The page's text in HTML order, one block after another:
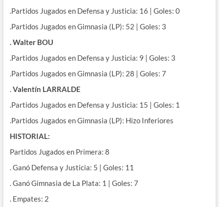
.Partidos Jugados en Defensa y Justicia: 16 | Goles: 0
.Partidos Jugados en Gimnasia (LP): 52 | Goles: 3
. Walter BOU
.Partidos Jugados en Defensa y Justicia: 9 | Goles: 3
.Partidos Jugados en Gimnasia (LP): 28 | Goles: 7
.Valentín LARRALDE
.Partidos Jugados en Defensa y Justicia: 15 | Goles: 1
.Partidos Jugados en Gimnasia (LP): Hizo Inferiores
HISTORIAL:
Partidos Jugados en Primera: 8
. Ganó Defensa y Justicia: 5 | Goles: 11
. Ganó Gimnasia de La Plata: 1 | Goles: 7
. Empates: 2